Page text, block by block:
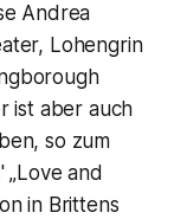
Andrea
Lohengrin
ist aber auch
so zum
„Love and
in Brittens